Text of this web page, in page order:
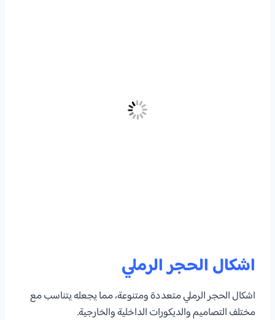
اشكال الحجر الرملي
اشكال الحجر الرملي متعددة ومتنوعة، مما يجعله يتناسب مع
مختلف التصاميم والديكورات الداخلية والخارجية.